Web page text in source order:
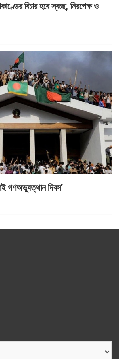
বিচার হবে স্বচ্ছ, নিরপেক্ষ ও
গণঅভ্যুত্থান দিবস’